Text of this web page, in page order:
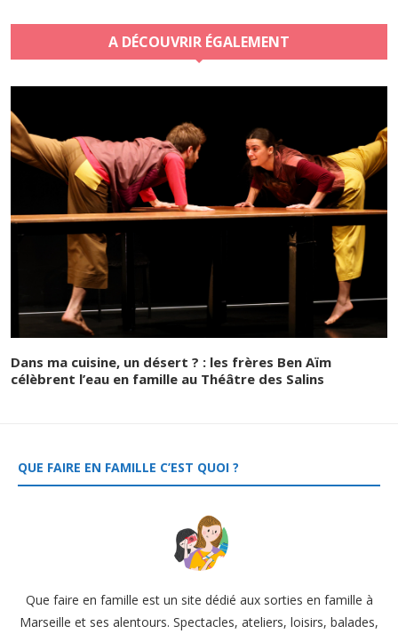
A DÉCOUVRIR ÉGALEMENT
Dans ma cuisine, un désert ? : les frères Ben Aïm
célèbrent l’eau en famille au Théâtre des Salins
QUE FAIRE EN FAMILLE C’EST QUOI ?
Que faire en famille est un site dédié aux sorties en famille à
Marseille et ses alentours. Spectacles, ateliers, loisirs, balades,